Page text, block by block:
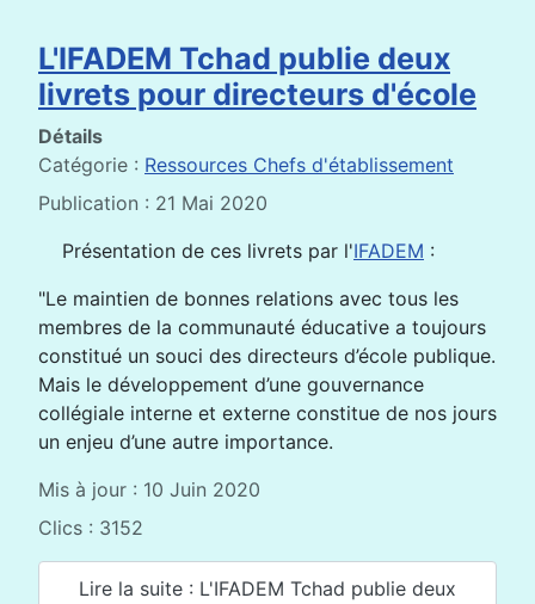
L'IFADEM Tchad publie deux
livrets pour directeurs d'école
Détails
Catégorie : Ressources Chefs d'établissement
Publication : 21 Mai 2020
Présentation de ces livrets par l'IFADEM :
"Le maintien de bonnes relations avec tous les
membres de la communauté éducative a toujours
constitué un souci des directeurs d’école publique.
Mais le développement d’une gouvernance
collégiale interne et externe constitue de nos jours
un enjeu d’une autre importance.
Mis à jour : 10 Juin 2020
Clics : 3152
Lire la suite : L'IFADEM Tchad publie deux